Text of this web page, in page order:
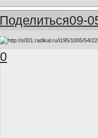
Поделиться09-
0